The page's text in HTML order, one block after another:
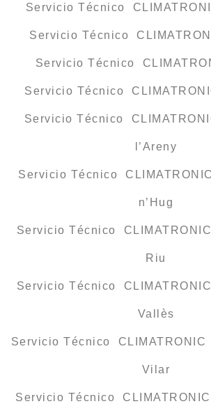
Servicio Técnico
Servicio Técnico
Servicio Técnico
Servicio Técnico
Servicio Técnico
l’Areny
Servicio Técnico
n’Hug
Servicio Técnico
Riu
Servicio Técnico
Vallès
Servicio Técnico
Vilar
Servicio Técnico